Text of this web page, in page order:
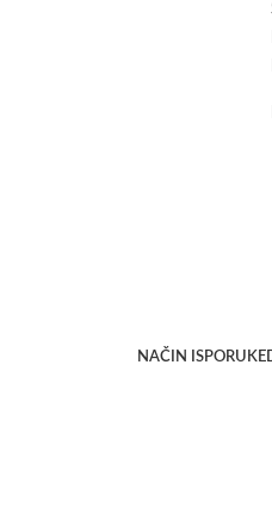
NAČIN ISPORUKE